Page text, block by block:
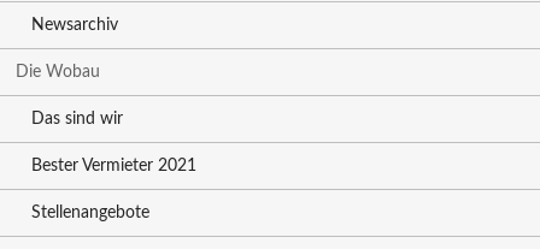
Newsarchiv
Die Wobau
Das sind wir
Bester Vermieter 2021
Stellenangebote